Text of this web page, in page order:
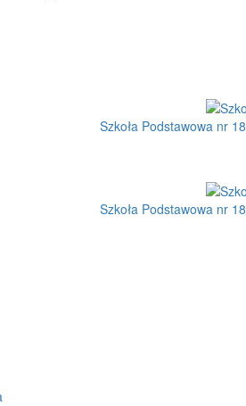
Szkoła Podstawowa nr 18
Szkoła Podstawowa nr 18